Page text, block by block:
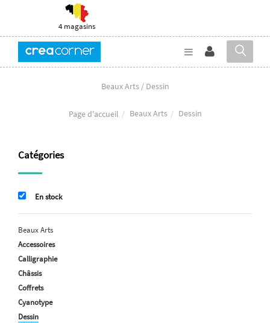
4 magasins
Beaux Arts / Dessin
Page d'accueil Beaux Arts Dessin
Catégories
En stock
Beaux Arts
Accessoires
Calligraphie
Châssis
Coffrets
Cyanotype
Dessin